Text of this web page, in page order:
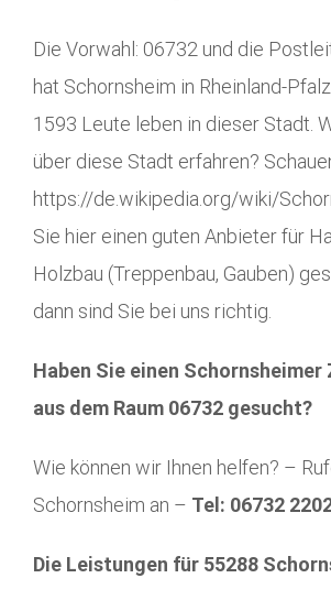
Die Vorwahl: 06732 und die
hat Schornsheim in Rheinland-
1593 Leute leben in dieser Stadt.
über diese Stadt erfahren?
https://de.wikipedia.org/wiki/
Sie hier einen guten Anbieter für
Holzbau (Treppenbau, Gauben)
dann sind Sie bei uns richtig.
Haben Sie einen Schornsheimer
aus dem Raum 06732 gesucht?
Wie können wir Ihnen helfen? –
Schornsheim an – Tel: 06732
Die Leistungen für 55288